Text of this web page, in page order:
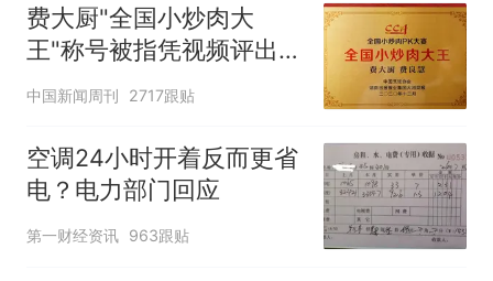
费大厨"全国小炒肉大
王"称号被指凭视频评出
官方回应
中国新闻周刊 2717跟贴
空调24小时开着反而更省
电？电力部门回应
第一财经资讯 963跟贴